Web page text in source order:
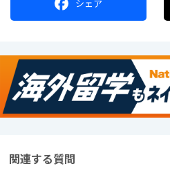
シェア
関連する質問